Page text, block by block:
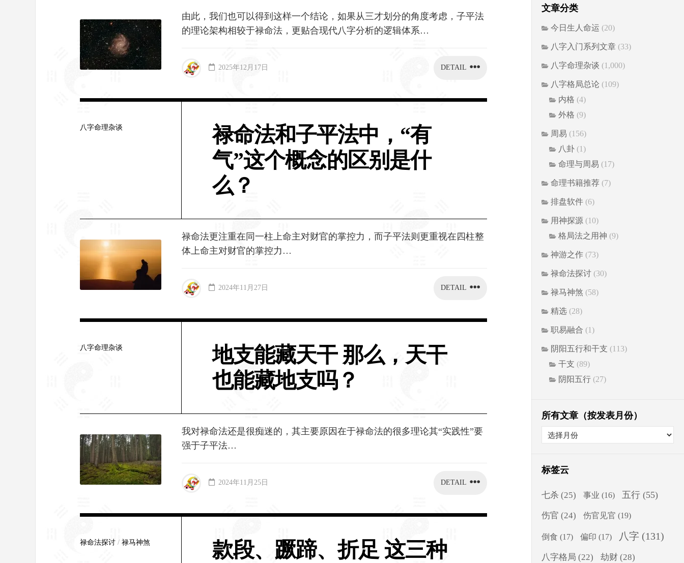
由此，我们也可以得到这样一个结论，如果从三才划分的角度考虑，子平法
的理论架构相较于禄命法，更贴合现代八字分析的逻辑体系…
DETAIL
2025年12月17日
八字命理杂谈
禄命法和子平法中，“有
气”这个概念的区别是什
么？
禄命法更注重在同一柱上命主对财官的掌控力，而子平法则更重视在四柱整
体上命主对财官的掌控力…
DETAIL
2024年11月27日
八字命理杂谈
地支能藏天干 那么，天干
也能藏地支吗？
我对禄命法还是很痴迷的，其主要原因在于禄命法的很多理论其“实践性”要
强于子平法…
DETAIL
2024年11月25日
禄命法探讨 / 禄马神煞
款段、蹶蹄、折足 这三种
文章分类
今日生人命运 (20)
八字入门系列文章 (33)
八字命理杂谈 (1,000)
八字格局总论 (109)
内格 (4)
外格 (9)
周易 (156)
八卦 (1)
命理与周易 (17)
命理书籍推荐 (7)
排盘软件 (6)
用神探源 (10)
格局法之用神 (9)
神游之作 (73)
禄命法探讨 (30)
禄马神煞 (58)
精选 (28)
职易融合 (1)
阴阳五行和干支 (113)
干支 (89)
阴阳五行 (27)
所有文章（按发表月份）
标签云
七杀 (25) 事业 (16) 五行 (55)
伤官 (24) 伤官见官 (19)
倒食 (17) 偏印 (17) 八字 (131)
八字格局 (22) 劫财 (28)